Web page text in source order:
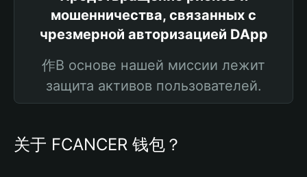
мошенничества, связанных с
чрезмерной авторизацией DApp
作В основе нашей миссии лежит
защита активов пользователей.
关于 FCANCER 钱包？